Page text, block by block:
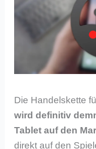
Die Handelskette
wird definitiv
Tablet auf den
direkt auf den